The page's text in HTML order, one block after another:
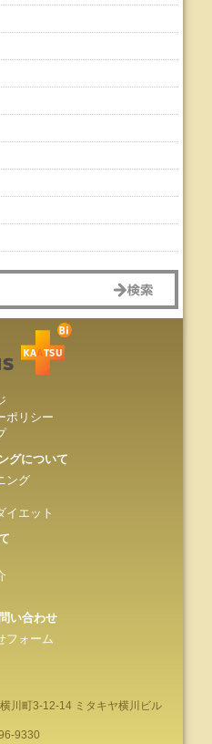
ポリシー
グについて
ング
イエット
い合わせ
フォーム
川町3-12-14 ミタキヤ横川ビル
9330